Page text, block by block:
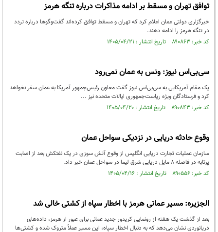
توافق تهران و مسقط بر ادامه مذاکرات درباره تنگه هرمز
خبرگزاری دولتی عمان اعلام کرد که تهران و مسقط توافق کرده‌اند گفت‌و‌گو‌ها درباره تردد
در تنگه هرمز را ادامه دهند.
کد خبر: ۸۹۰۸۶۳ تاریخ انتشار : ۱۴۰۵/۰۴/۲۱
سی‌بی‌اس نیوز: ونس به عمان نمی‌رود
یک مقام آمریکایی به سی‌بی‌اس نیوز گفت معاون رئیس‌جمهور آمریکا به عمان سفر نخواهد
کرد و فرستادگان ویژه ریاست‌جمهوری ایالات متحده نیز ...
کد خبر: ۸۹۰۸۴۳ تاریخ انتشار : ۱۴۰۵/۰۴/۲۰
وقوع حادثه دریایی در نزدیکی سواحل عمان
سازمان عملیات تجارت دریایی انگلیس از وقوع آتش سوزی در یک نفتکش بعد از اصابت
پرتابه در فاصله ۸ مایل دریایی شرق لیما در سواحل عمان خبر داد.
کد خبر: ۸۹۰۵۵۶ تاریخ انتشار : ۱۴۰۵/۰۴/۱۶
الجزیره: مسیر عمانی هرمز با اخطار سپاه از کشتی خالی شد
بعد از گذشت یک هفته از رونمایی کریدور جدید عمانی برای عبور از هرمز، داده‌های
دریانوردی نشان می‌دهد که به دنبال اخطار سپاه، این مسیر عملاً متروک شده و کشتی‌ها